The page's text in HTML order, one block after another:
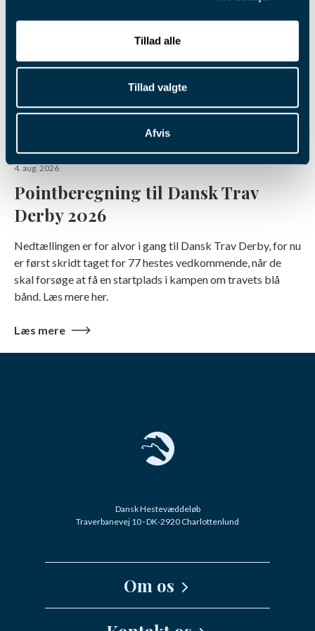
Tillad alle
Tillad valgte
Afvis
4. aug. 2026
Pointberegning til Dansk Trav
Derby 2026
Nedtællingen er for alvor i gang til Dansk Trav Derby, for nu
er først skridt taget for 77 hestes vedkommende, når de
skal forsøge at få en startplads i kampen om travets blå
bånd. Læs mere her.
Læs mere
Dansk Hestevæddeløb
Traverbanevej 10 · DK-2920 Charlottenlund
Om os